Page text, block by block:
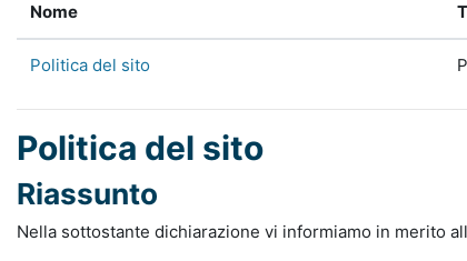
Nome
Politica del sito
Politica del sito
Riassunto
Nella sottostante dichiarazione vi informiamo in merito